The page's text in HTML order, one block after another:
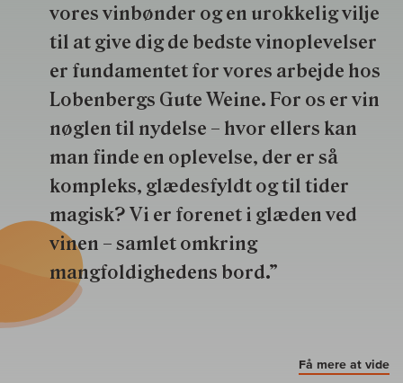
vores vinbønder og en urokkelig vilje
til at give dig de bedste vinoplevelser
er fundamentet for vores arbejde hos
Lobenbergs Gute Weine. For os er vin
nøglen til nydelse – hvor ellers kan
man finde en oplevelse, der er så
kompleks, glædesfyldt og til tider
magisk? Vi er forenet i glæden ved
vinen – samlet omkring
mangfoldighedens bord.”
Få mere at vide